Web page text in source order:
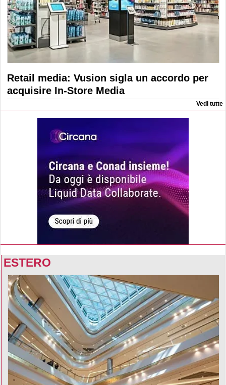
Retail media: Vusion sigla un accordo per
acquisire In-Store Media
Vedi tutte
ESTERO